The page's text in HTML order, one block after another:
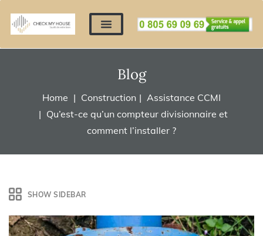
Blog
Home Construction
Assistance CCMI
Qu’est-ce qu’un compteur divisionnaire et
comment l’installer ?
SHOW SIDEBAR